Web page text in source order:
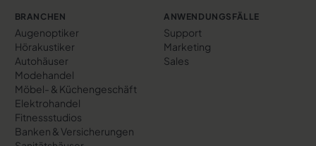
BRANCHEN
Augenoptiker
Hörakustiker
Autohäuser
Modehandel
Möbel- & Küchengeschäft
Elektrohandel
Fitnessstudios
Banken & Versicherungen
ANWENDUNGSFÄLLE
Support
Marketing
Sales